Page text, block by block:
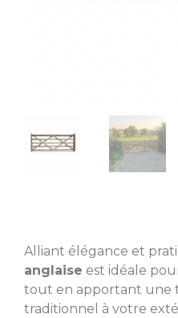
Alliant élégance et
anglaise est idéale
tout en apportant une
traditionnel à votre